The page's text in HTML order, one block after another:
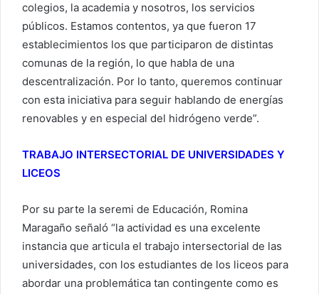
colegios, la academia y nosotros, los servicios
públicos. Estamos contentos, ya que fueron 17
establecimientos los que participaron de distintas
comunas de la región, lo que habla de una
descentralización. Por lo tanto, queremos continuar
con esta iniciativa para seguir hablando de energías
renovables y en especial del hidrógeno verde”.
TRABAJO INTERSECTORIAL DE UNIVERSIDADES Y
LICEOS
Por su parte la seremi de Educación, Romina
Maragaño señaló “la actividad es una excelente
instancia que articula el trabajo intersectorial de las
universidades, con los estudiantes de los liceos para
abordar una problemática tan contingente como es